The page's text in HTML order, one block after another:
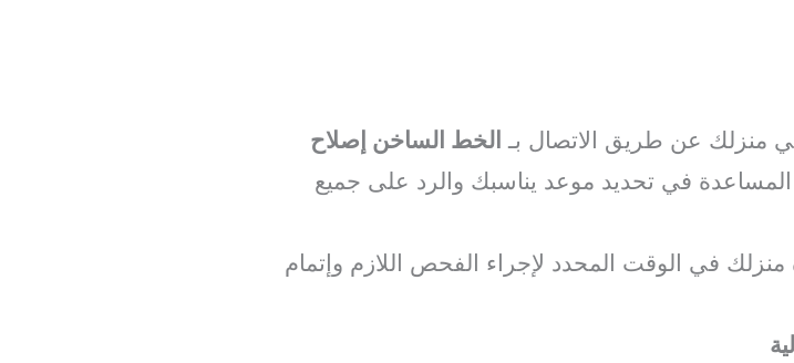
منزلك عن طريق الاتصال بـ الخط الساخن إصلاح
المساعدة في تحديد موعد يناسبك والرد على جميع
في الوقت المحدد لإجراء الفحص اللازم وإتمام